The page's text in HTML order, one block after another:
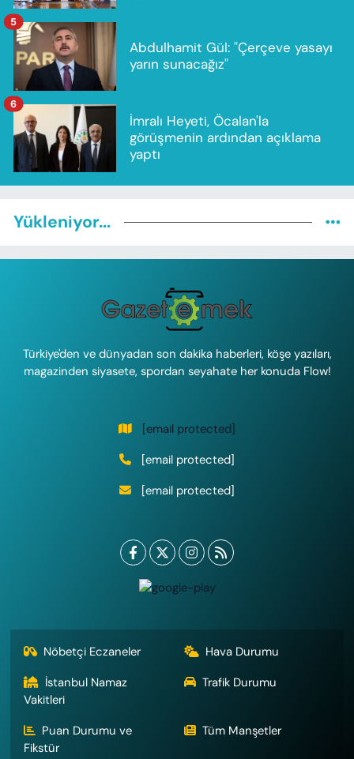
Abdulhamit Gül: "Çerçeve yasayı
yarın sunacağız"
5
İmralı Heyeti, Öcalan'la
görüşmenin ardından açıklama
yaptı
6
Yükleniyor...
Türkiye'den ve dünyadan son dakika haberleri, köşe yazıları,
magazinden siyasete, spordan seyahate her konuda Flow!
[email protected]
[email protected]
[email protected]
Nöbetçi Eczaneler
Hava Durumu
İstanbul Namaz
Vakitleri
Trafik Durumu
Puan Durumu ve
Fikstür
Tüm Manşetler